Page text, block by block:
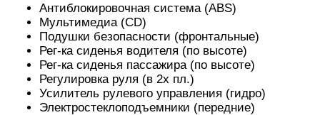
Антиблокировочная система (ABS)
Мультимедиа (CD)
Подушки безопасности (фронтальные)
Рег-ка сиденья водителя (по высоте)
Рег-ка сиденья пассажира (по высоте)
Регулировка руля (в 2х пл.)
Усилитель рулевого управления (гидро)
Электростеклоподъемники (передние)